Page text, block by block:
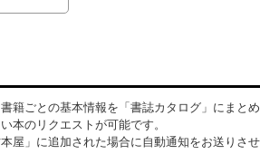
籍ごとの基本情報を「書誌カタログ」にまとめ
本のリクエストが可能です。
屋」に追加された場合に自動通知をお送りさせ